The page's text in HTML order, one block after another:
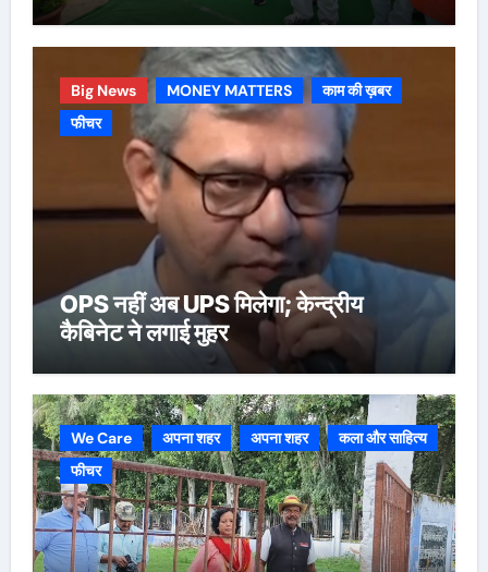
Big News MONEY MATTERS
काम की ख़बर
फीचर
OPS नहीं अब UPS मिलेगा; केन्द्रीय
कैबिनेट ने लगाई मुहर
We Care अपना शहर अपना शहर
कला और साहित्य
फीचर